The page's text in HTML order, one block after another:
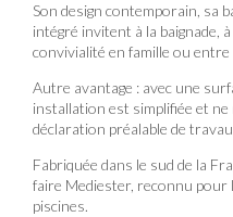
Son design contemporain, sa
intégré invitent à la baignade,
convivialité en famille ou entre
Autre avantage : avec une
installation est simplifiée et
déclaration préalable de
Fabriquée dans le sud de la
faire Mediester, reconnu pour
piscines.